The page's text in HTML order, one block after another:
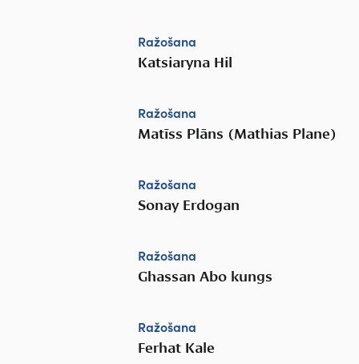
Ražošana
Katsiaryna Hil
Ražošana
Matīss Plāns (Mathias Plane)
Ražošana
Sonay Erdogan
Ražošana
Ghassan Abo kungs
Ražošana
Ferhat Kale